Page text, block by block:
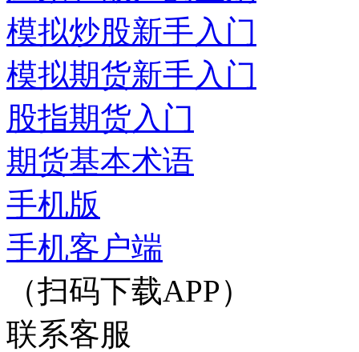
模拟炒股新手入门
模拟期货新手入门
股指期货入门
期货基本术语
手机版
手机客户端
（扫码下载APP）
联系客服